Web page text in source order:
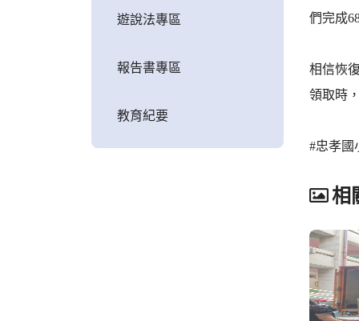
遊說法專區
報告書專區
教育紀要
們完成
相信恢
領取時
#忠孝國
相